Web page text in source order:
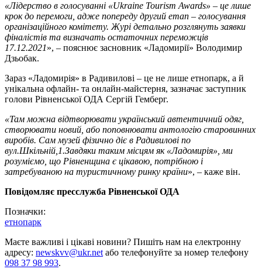
«Лідерство в голосуванні «Ukraine Tourism Awards» – це лише
крок до перемоги, адже попереду другий етап – голосування
організаційного комітету. Журі детально розглянуть заявки
фіналістів та визначать остаточних переможців
17.12.2021», – пояснює засновник «Ладомирії» Володимир
Дзьобак.
Зараз «Ладомирія» в Радивилові – це не лише етнопарк, а й
унікальна офлайн- та онлайн-майстерня, зазначає заступник
голови Рівненської ОДА Сергій Гемберг.
«Там можна відтворювати український автентичний одяг,
створювати новий, або поповнювати антологію старовинних
виробів. Сам музей фізично діє в Радивилові по
вул.Шкільній,1.Завдяки таким місцям як «Ладомирія», ми
розуміємо, що Рівненщина є цікавою, потрібною і
затребуваною на туристичному ринку країни», – каже він.
Повідомляє пресслужба Рівненської ОДА
Позначки:
етнопарк
Маєте важливі і цікаві новини? Пишіть нам на електронну
адресу: newskvv@ukr.netабо телефонуйте за номер телефону
098 37 98 993.